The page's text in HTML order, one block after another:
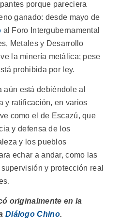
porque pareciera
ganado: desde mayo de
al Foro Intergubernamental
Metales y Desarrollo
la minería metálica; pese
prohibida por ley.
está debiéndole al
y ratificación, en varios
como el de Escazú, que
y defensa de los
y los pueblos
echar a andar, como las
y protección real
originalmente en la
Diálogo Chino.